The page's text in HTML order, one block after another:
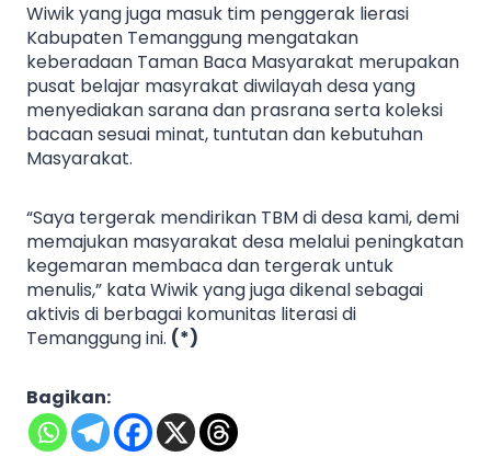
Wiwik yang juga masuk tim penggerak lierasi
Kabupaten Temanggung mengatakan
keberadaan Taman Baca Masyarakat merupakan
pusat belajar masyrakat diwilayah desa yang
menyediakan sarana dan prasrana serta koleksi
bacaan sesuai minat, tuntutan dan kebutuhan
Masyarakat.
“Saya tergerak mendirikan TBM di desa kami, demi
memajukan masyarakat desa melalui peningkatan
kegemaran membaca dan tergerak untuk
menulis,” kata Wiwik yang juga dikenal sebagai
aktivis di berbagai komunitas literasi di
Temanggung ini. (*)
Bagikan: